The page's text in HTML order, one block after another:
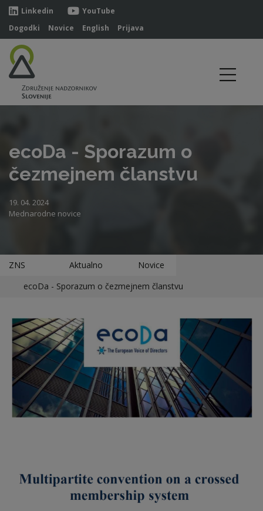
Linkedin
YouTube
Dogodki
Novice English Prijava
ecoDa - Sporazum o
čezmejnem članstvu
19. 04. 2024
Mednarodne novice
ZNS Aktualno
Novice
ecoDa - Sporazum o čezmejnem članstvu